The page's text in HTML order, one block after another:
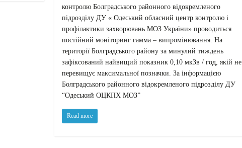
контролю Болградського районного відокремленого
підрозділу ДУ « Одеський обласний центр контролю і
профілактики захворювань МОЗ України» проводиться
постійний моніторинг гамма – випромінювання. На
території Болградського району за минулий тиждень
зафіксований найвищий показник 0,10 мкЗв / год, якій не
перевищує максимальної позначки. За інформацією
Болградського районного відокремленого підрозділу ДУ
“Одеський ОЦКПХ МОЗ”
Read more